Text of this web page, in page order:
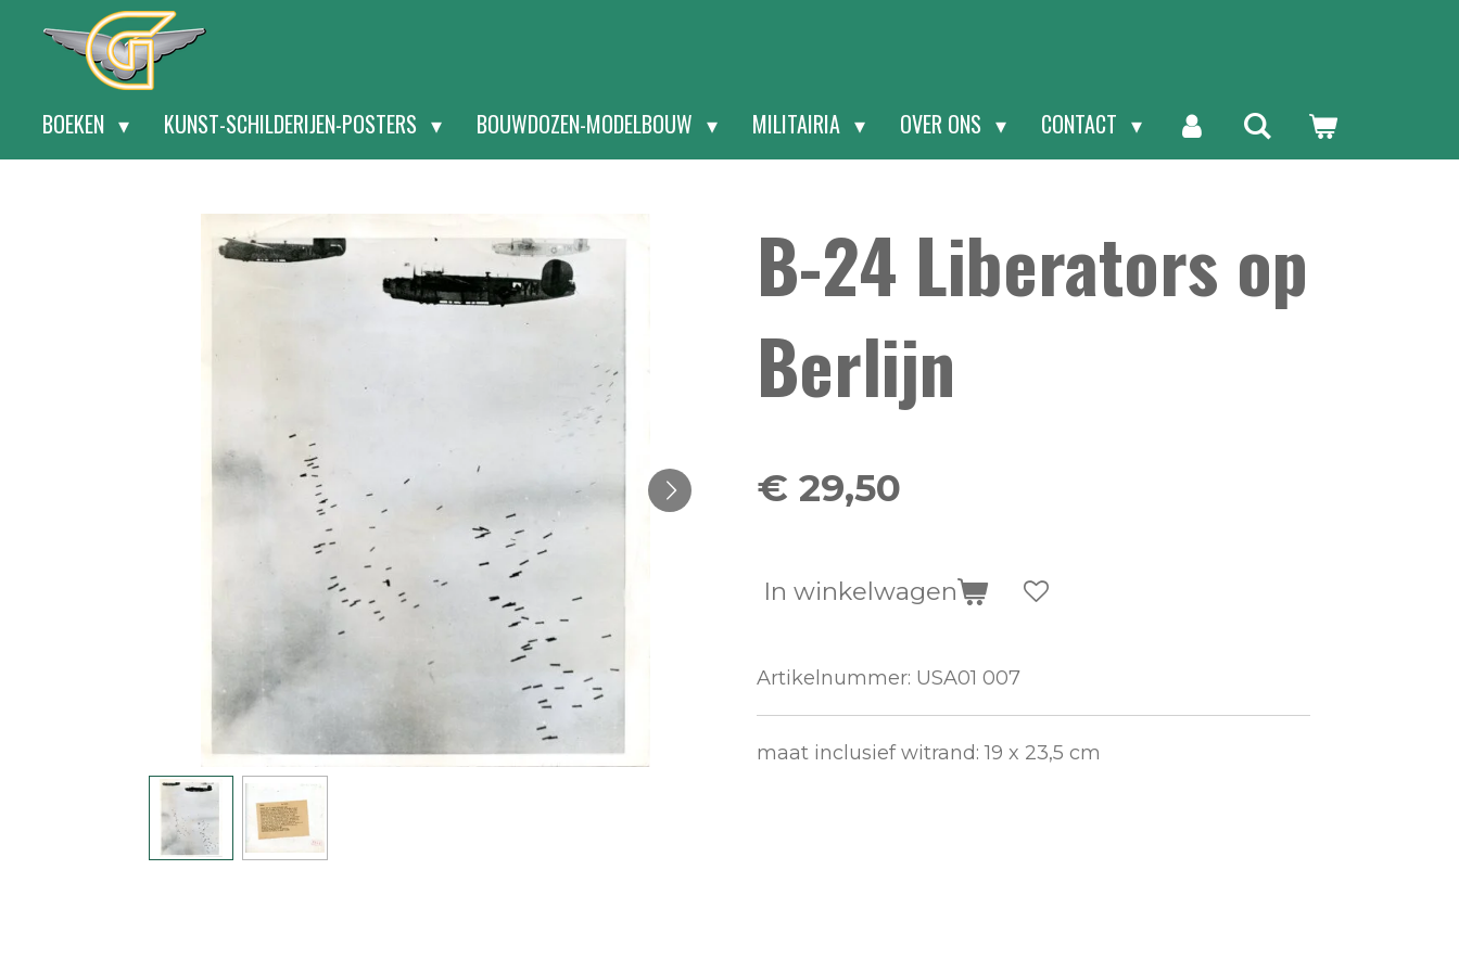
hoofdinhoud
BOEKEN KUNST-SCHILDERIJEN-POSTERS BOUWDOZEN-MODELBOUW MILITAIRIA OVER ONS CONTACT
B-24 Liberators op
Berlijn
€ 29,50
In winkelwagen
Artikelnummer: USA01 007
maat inclusief witrand: 19 x 23,5 cm